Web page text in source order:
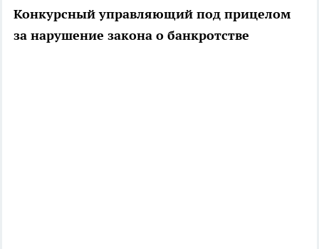
Конкурсный управляющий под прицелом
за нарушение закона о банкротстве